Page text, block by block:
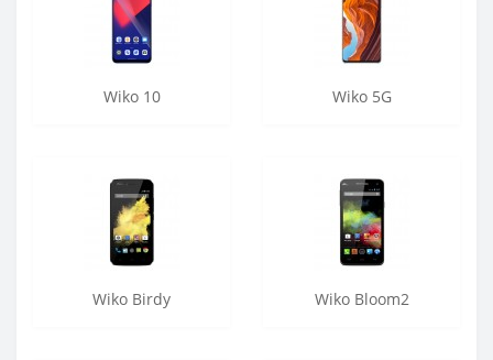
Wiko 10 Wiko 5G
Wiko Birdy Wiko Bloom2